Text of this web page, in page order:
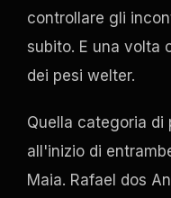
controllare gli
subito. E una volta
dei pesi welter.
Quella categoria di
all'inizio di
Maia. Rafael dos